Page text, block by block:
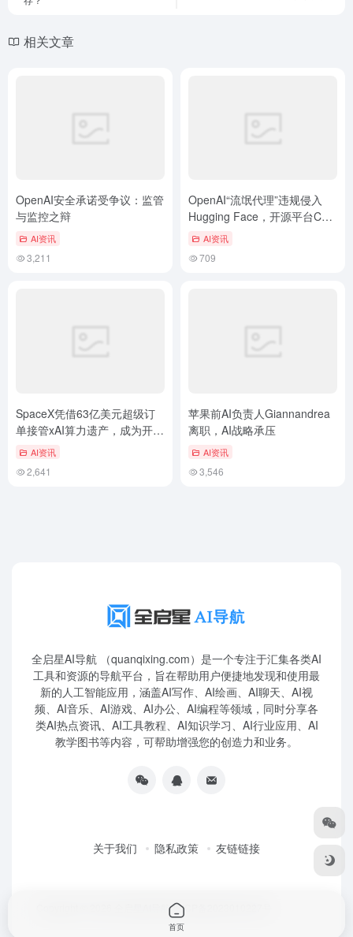
相关文章
OpenAI安全承诺受争议：监管
与监控之辩
AI资讯
3,211
OpenAI“流氓代理”违规侵入
Hugging Face，开源平台CEO
呼吁行业全面透明
AI资讯
709
SpaceX凭借63亿美元超级订
单接管xAI算力遗产，成为开源
AI核心推手
AI资讯
2,641
苹果前AI负责人Giannandrea
离职，AI战略承压
AI资讯
3,546
全启星AI导航 （quanqixing.com）是一个专注于汇集各类AI
工具和资源的导航平台，旨在帮助用户便捷地发现和使用最
新的人工智能应用，涵盖AI写作、AI绘画、AI聊天、AI视
频、AI音乐、AI游戏、AI办公、AI编程等领域，同时分享各
类AI热点资讯、AI工具教程、AI知识学习、AI行业应用、AI
教学图书等内容，可帮助增强您的创造力和业务。
关于我们 隐私政策 友链链接
全启星AI导航鲁ICP备2023010227号
首页